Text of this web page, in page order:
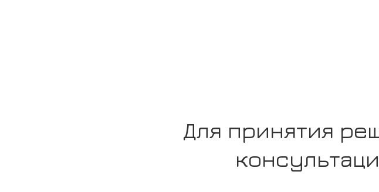
Для принятия